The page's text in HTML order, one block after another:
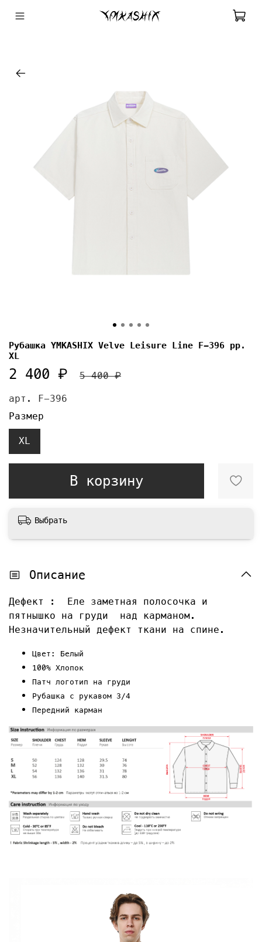
арт. F-396
Рубашка YMKASHIX Velve Leisure Line F-396 pp.
XL
2 400 ₽ 5 400 ₽
В корзину
Размер
XL
Выбрать
Описание
Дефект : Еле заметная полосочка и
пятнышко на груди над карманом.
Незначительный дефект ткани на спине.
Цвет: Белый
100% Хлопок
Патч логотип на груди
Рубашка с рукавом 3/4
Передний карман